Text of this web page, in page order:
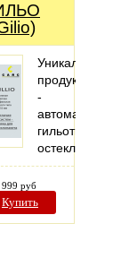
Уникальный
продукт
-
гильотинное
остекление
руб
Купить